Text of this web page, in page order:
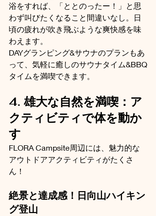
浴をすれば、「ととのったー！」と思
わず叫びたくなること間違いなし。日
頃の疲れが吹き飛ぶような爽快感を味
わえます。
DAYグランピング&サウナのプランもあ
って、気軽に癒しのサウナタイム&BBQ
タイムを満喫できます。
4. 雄大な自然を満喫：ア
クティビティで体を動か
す
FLORA Campsite周辺には、魅力的な
アウトドアアクティビティがたくさ
ん！
絶景と達成感！日向山ハイキン
グ登山